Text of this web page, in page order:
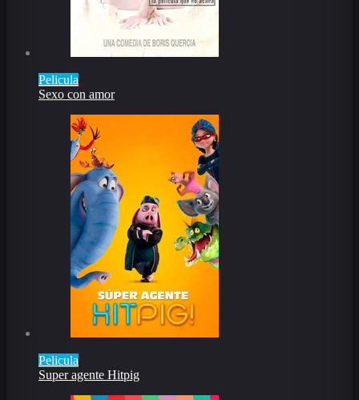
Pelicula
Sexo con amor
Pelicula
Super agente Hitpig